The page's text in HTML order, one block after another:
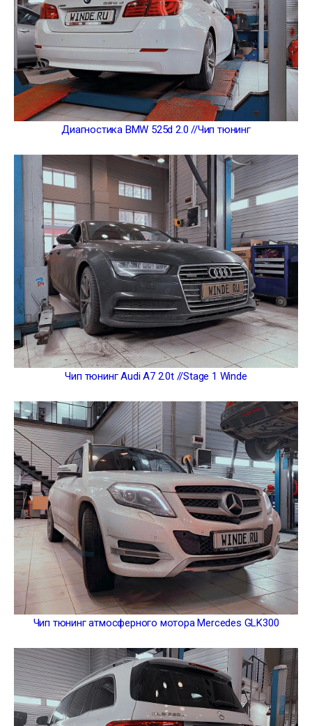
Диагностика BMW 525d 2.0 //Чип тюнинг
Чип тюнинг Audi A7 2.0t //Stage 1 Winde
Чип тюнинг атмосферного мотора Mercedes GLK300